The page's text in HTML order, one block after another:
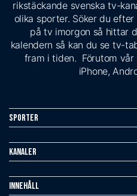
rikstäckande svenska tv-
olika sporter. Söker du
på tv imorgon så hittar
kalendern så kan du se tv-
fram i tiden. Förutom
iPhone,
Sporter
Kanaler
Innehåll